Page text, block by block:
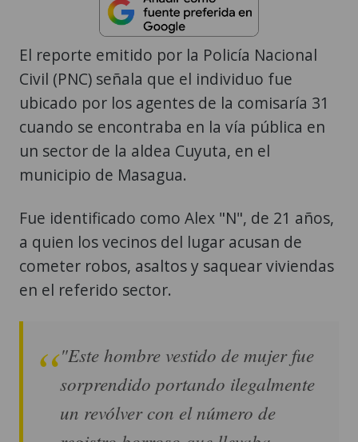
El reporte emitido por la Policía Nacional
Civil (PNC) señala que el individuo fue
ubicado por los agentes de la comisaría 31
cuando se encontraba en la vía pública en
un sector de la aldea Cuyuta, en el
municipio de Masagua.
Fue identificado como Alex "N", de 21 años,
a quien los vecinos del lugar acusan de
cometer robos, asaltos y saquear viviendas
en el referido sector.
"Este hombre vestido de mujer fue
sorprendido portando ilegalmente
un revólver con el número de